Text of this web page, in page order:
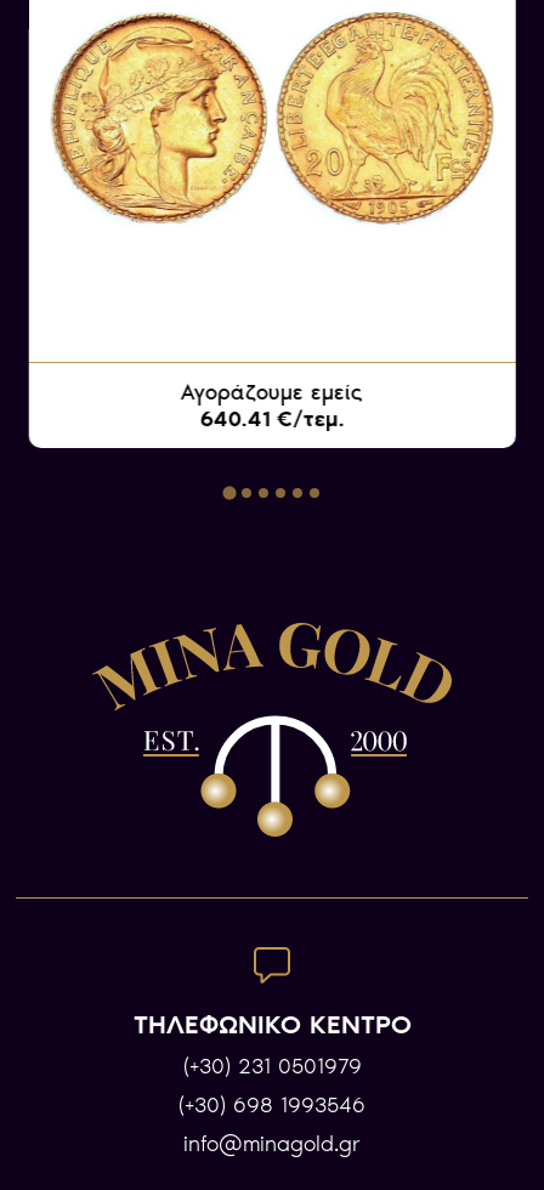
Βοναπάρτη μετά το θάνατο του πρώτου της
συζύγου. Επιπλέον, ο Κάρολος Λουδοβίκος
Ναπολέων αποτελεί ανιψιό του Ναπολέοντα
Βοναπάρτη.
Αγοράζουμε εμείς
640.41 €/τεμ.
ΤΗΛΕΦΩΝΙΚΟ ΚΕΝΤΡΟ
(+30) 231 0501979
(+30) 698 1993546
info@minagold.gr